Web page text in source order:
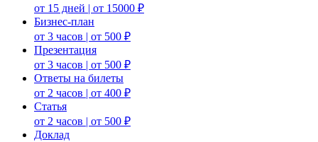
от 15 дней | от 15000 ₽
Бизнес-план
от 3 часов | от 500 ₽
Презентация
от 3 часов | от 500 ₽
Ответы на билеты
от 2 часов | от 400 ₽
Статья
от 2 часов | от 500 ₽
Доклад